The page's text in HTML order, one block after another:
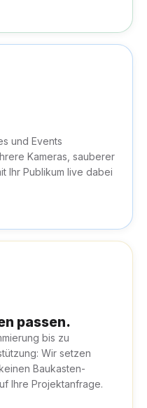
und Events
Kameras, sauberer
Ihr Publikum live dabei
passen.
bis zu
Wir setzen
Baukasten-
Ihre Projektanfrage.